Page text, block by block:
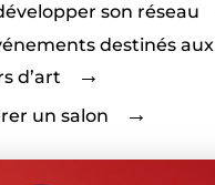
son réseau
destinés aux
d’art
un salon